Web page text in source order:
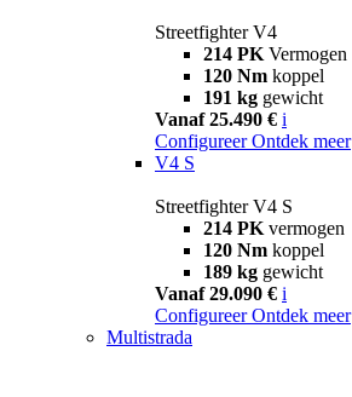
Streetfighter V4
214 PK Vermogen
120 Nm koppel
191 kg gewicht
Vanaf 25.490 € i
Configureer Ontdek meer
V4 S
Streetfighter V4 S
214 PK vermogen
120 Nm koppel
189 kg gewicht
Vanaf 29.090 € i
Configureer Ontdek meer
Multistrada